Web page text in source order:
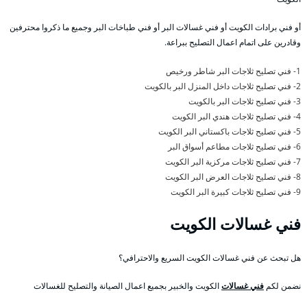
أو فني برادات الكويت أو فني غسالات البر أو فني طباخات البر وجميع ما ذكروا محترفين
وقادرين على اتمام اعمال التصليح ببراعة.
1- فني تصليح ثلاجات البر شاطر ورخيص
2- فني تصليح ثلاجات داخل المنزل البر بالكويت
3- فني تصليح ثلاجات البر بالكويت
4- فني تصليح ثلاجات هندي البر الكويت
5- فني تصليح ثلاجات باكستاني البر الكويت
6- فني تصليح ثلاجات مطاعم أسواق البر
7- فني تصليح ثلاجات مركزية البر الكويت
8- فني تصليح ثلاجات العرض البر الكويت
9- فني تصليح ثلاجات كبيرة البر الكويت
فني غسالات الكويت
هل تبحث عن فني غسالات الكويت السريع والاحترافي؟
نضمن لكمفني غسالاتالكويت والخبير بجميع اعمال الصيانة والتصليح للغسالات